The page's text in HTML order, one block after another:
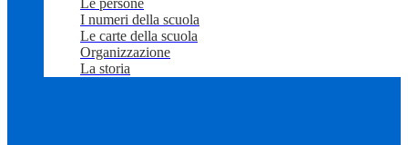
Le persone
I numeri della scuola
Le carte della scuola
Organizzazione
La storia